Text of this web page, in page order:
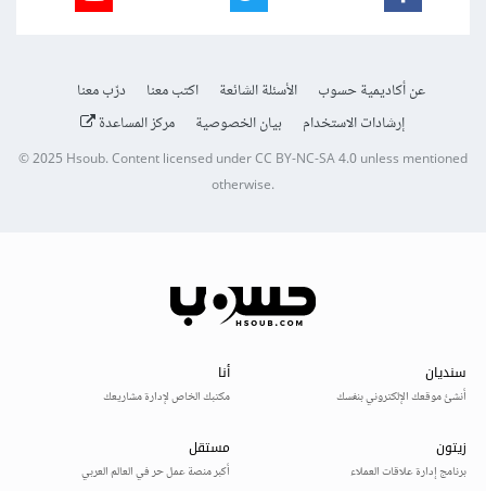
عن أكاديمية حسوب الأسئلة الشائعة اكتب معنا
درّب معنا
إرشادات الاستخدام
بيان الخصوصية مركز المساعدة
© 2025Hsoub.Content licensed underCC BY-NC-SA 4.0unless mentioned
otherwise.